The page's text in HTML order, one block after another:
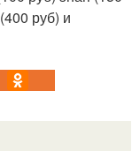
руб) и